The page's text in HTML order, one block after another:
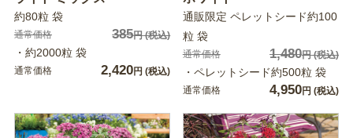
約80粒 袋
通常価格 385円(税込)
・約2000粒 袋
通常価格 2,420円 (税込)
通販限定 ペレットシード約100
粒 袋
通常価格 1,480円(税込)
・ペレットシード約500粒 袋
通常価格 4,950円 (税込)